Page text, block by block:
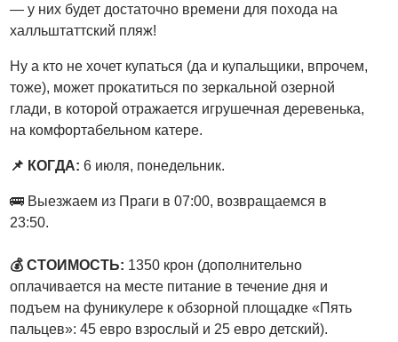
— у них будет достаточно времени для похода на
халльштаттский пляж!
Ну а кто не хочет купаться (да и купальщики, впрочем,
тоже), может прокатиться по зеркальной озерной
глади, в которой отражается игрушечная деревенька,
на комфортабельном катере.
📌 КОГДА:6 июля, понедельник.
🚌 Выезжаем из Праги в 07:00, возвращаемся в
23:50.
💰 СТОИМОСТЬ: 1350 крон (дополнительно
оплачивается на месте питание в течение дня и
подъем на фуникулере к обзорной площадке «Пять
пальцев»: 45 евро взрослый и 25 евро детский).